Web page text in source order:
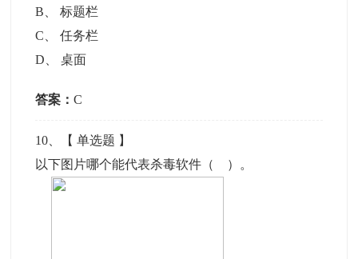
B 、标题栏
C 、任务栏
D 、桌面
答案：C
10 、【单选题 】
以下图片哪个能代表杀毒软件（ ）。